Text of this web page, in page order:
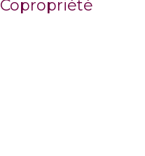
Copropriété